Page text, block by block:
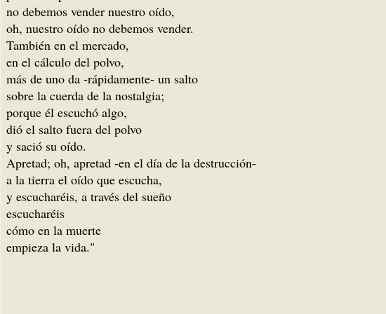
no debemos vender nuestro oído,
oh, nuestro oído no debemos vender.
También en el mercado,
en el cálculo del polvo,
más de uno da -rápidamente- un salto
sobre la cuerda de la nostalgia;
porque él escuchó algo,
dió el salto fuera del polvo
y sació su oído.
Apretad; oh, apretad -en el día de la destrucción-
a la tierra el oído que escucha,
y escucharéis, a través del sueño
escucharéis
cómo en la muerte
empieza la vida."